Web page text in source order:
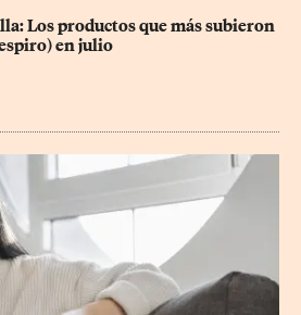
Los productos que más subieron
en julio